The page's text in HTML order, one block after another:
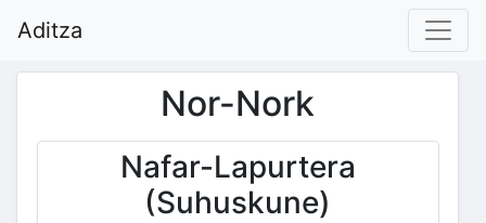
Aditza
Nor-Nork
Nafar-Lapurtera
(Suhuskune)